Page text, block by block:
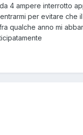
4 ampere interrotto
per evitare che
qualche anno mi